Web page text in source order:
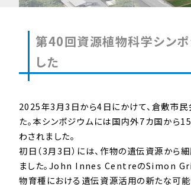
第40回資源植物科学シン
した
2025年3月3日から4日にかけて、倉敷市
た。本シンポジウムには国内外7カ国から
わされました。
初日（3月3日）には、作物の遺伝資源から
ました。John Innes CentreのSimon
物育種における遺伝資源活用の新たな可